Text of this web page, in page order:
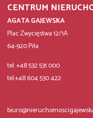
CENTRUM
AGATA GAJEWSKA
Plac Zwycięstwa 12/1A
64-920 Piła
tel. +48 532 531 000
tel.+48 604 530 422